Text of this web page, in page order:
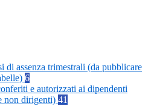
di assenza trimestrali (da pubblicare
6
e autorizzati ai dipendenti
non dirigenti) 41